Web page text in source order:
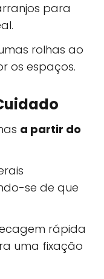
para
rolhas ao
os espaços.
a partir do
se de que
rápida
uma fixação